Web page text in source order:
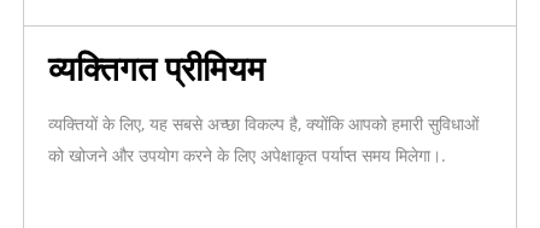
व्यक्तिगत प्रीमियम
व्यक्तियों के लिए, यह सबसे अच्छा विकल्प है, क्योंकि आपको हमारी सुविधाओं
को खोजने और उपयोग करने के लिए अपेक्षाकृत पर्याप्त समय मिलेगा।.
कीमत सारांश
कुल कीमत मुद्रा